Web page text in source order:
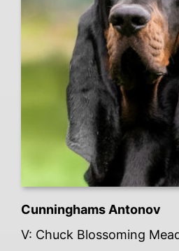
Cunninghams Antonov
V: Chuck Blossoming